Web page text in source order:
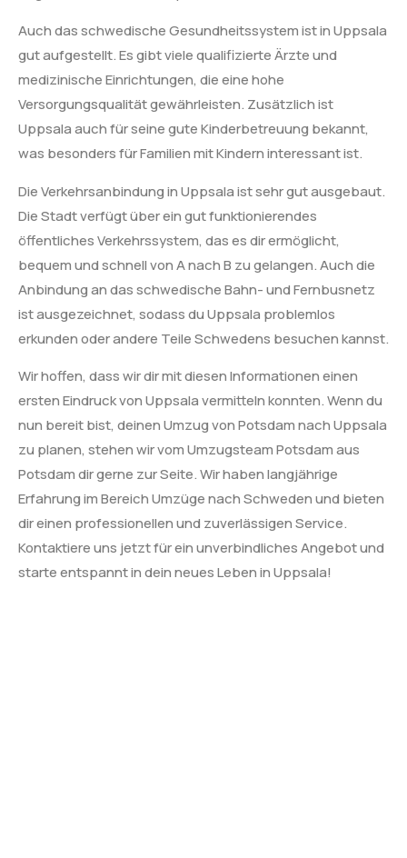
Auch das schwedische Gesundheitssystem ist in Uppsala
gut aufgestellt. Es gibt viele qualifizierte Ärzte und
medizinische Einrichtungen, die eine hohe
Versorgungsqualität gewährleisten. Zusätzlich ist
Uppsala auch für seine gute Kinderbetreuung bekannt,
was besonders für Familien mit Kindern interessant ist.
Die Verkehrsanbindung in Uppsala ist sehr gut ausgebaut.
Die Stadt verfügt über ein gut funktionierendes
öffentliches Verkehrssystem, das es dir ermöglicht,
bequem und schnell von A nach B zu gelangen. Auch die
Anbindung an das schwedische Bahn- und Fernbusnetz
ist ausgezeichnet, sodass du Uppsala problemlos
erkunden oder andere Teile Schwedens besuchen kannst.
Wir hoffen, dass wir dir mit diesen Informationen einen
ersten Eindruck von Uppsala vermitteln konnten. Wenn du
nun bereit bist, deinen Umzug von Potsdam nach Uppsala
zu planen, stehen wir vom Umzugsteam Potsdam aus
Potsdam dir gerne zur Seite. Wir haben langjährige
Erfahrung im Bereich Umzüge nach Schweden und bieten
dir einen professionellen und zuverlässigen Service.
Kontaktiere uns jetzt für ein unverbindliches Angebot und
starte entspannt in dein neues Leben in Uppsala!